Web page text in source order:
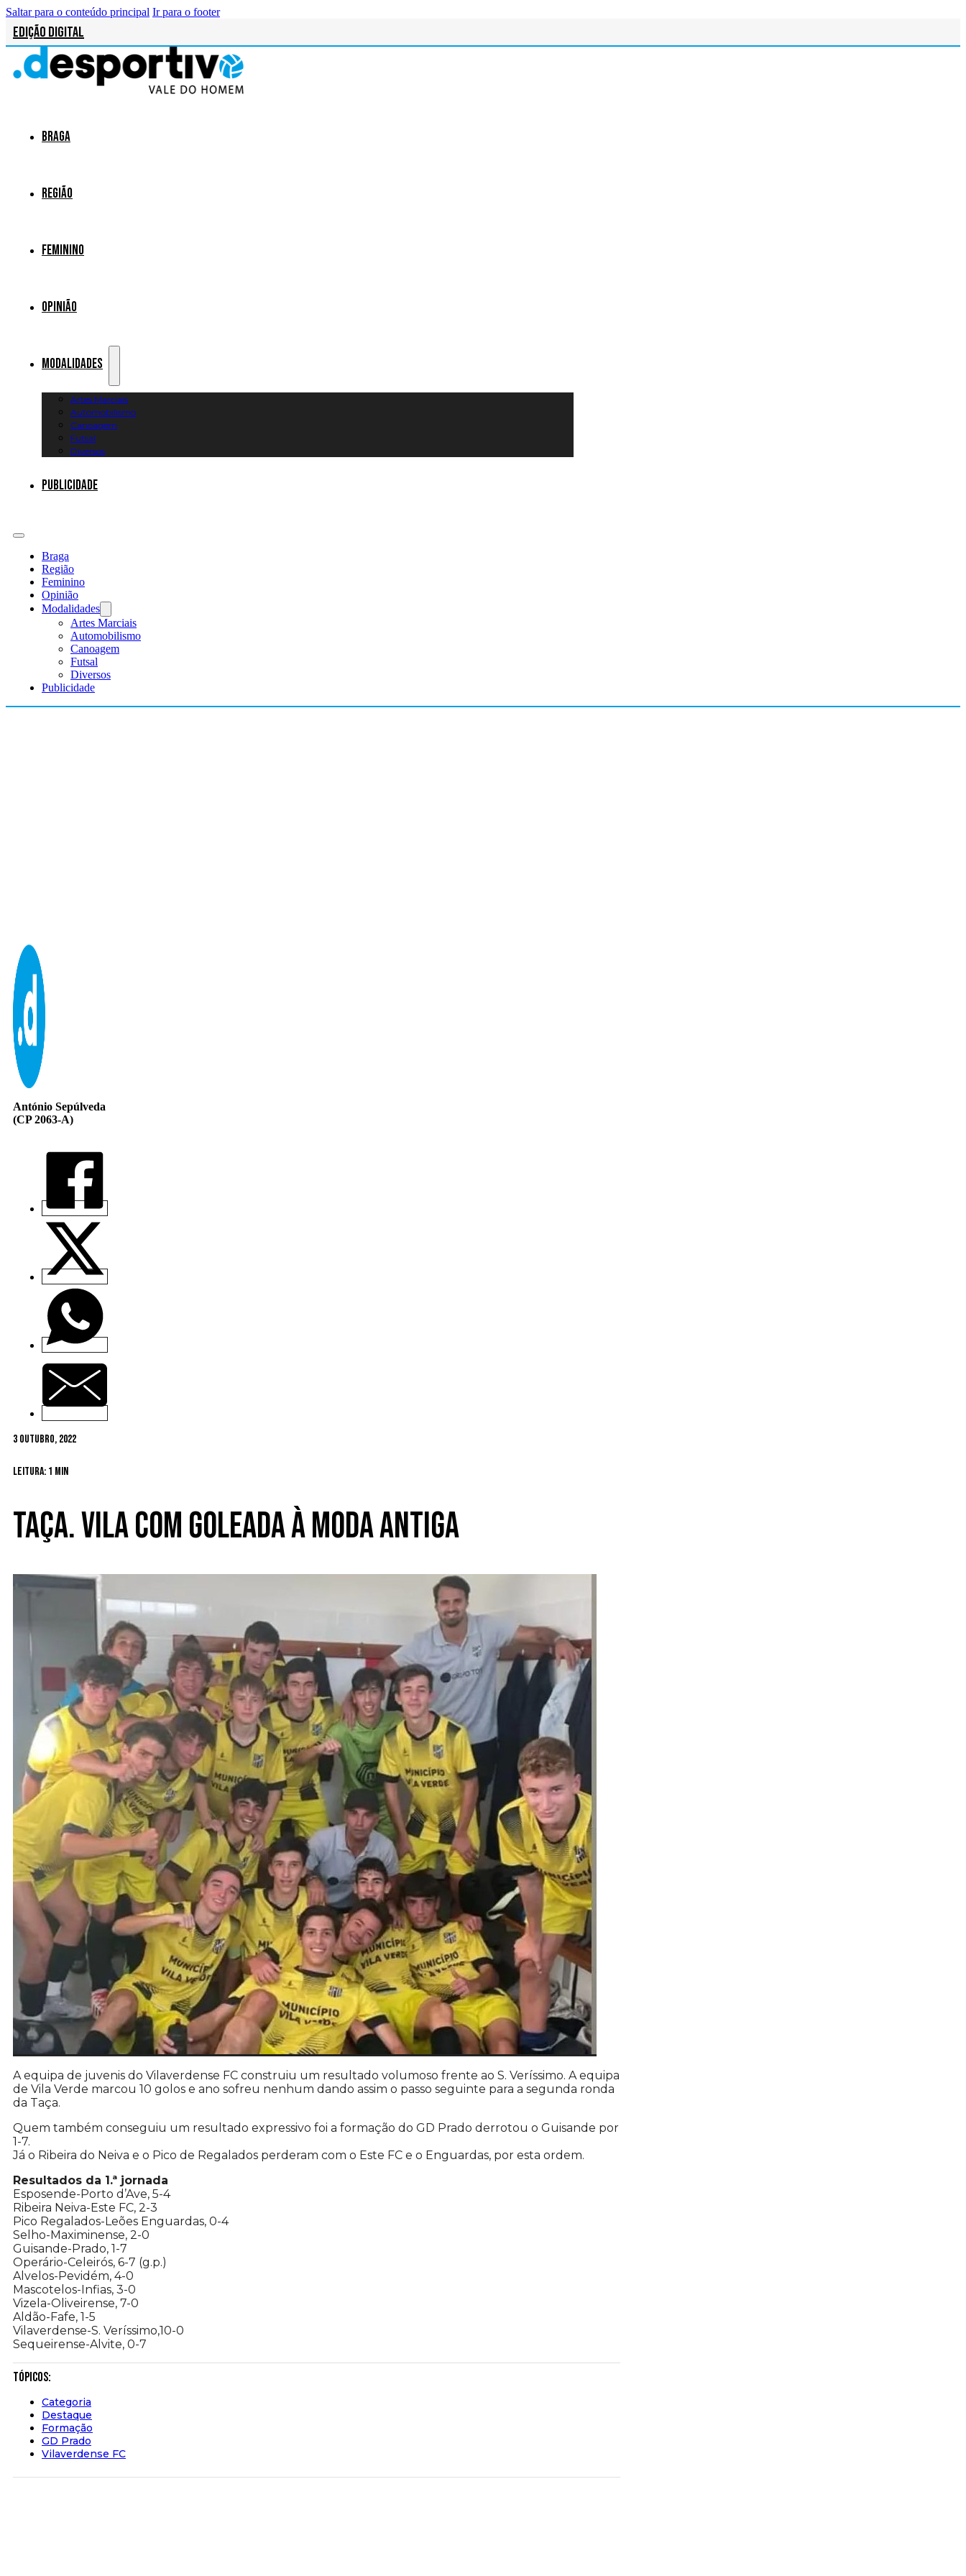
Saltar para o conteúdo principal Ir para o footer
Edição Digital
Braga
Região
Feminino
Opinião
Modalidades
Artes Marciais
Automobilismo
Canoagem
Futsal
Diversos
Publicidade
Braga
Região
Feminino
Opinião
Modalidades
Artes Marciais
Automobilismo
Canoagem
Futsal
Diversos
Publicidade
António Sepúlveda
(CP 2063-A)
3 Outubro, 2022
Leitura: 1 min
Taça. Vila com goleada à moda antiga
A equipa de juvenis do Vilaverdense FC construiu um resultado volumoso frente ao S. Veríssimo. A equipa
de Vila Verde marcou 10 golos e ano sofreu nenhum dando assim o passo seguinte para a segunda ronda
da Taça.
Quem também conseguiu um resultado expressivo foi a formação do GD Prado derrotou o Guisande por
1-7.
Já o Ribeira do Neiva e o Pico de Regalados perderam com o Este FC e o Enguardas, por esta ordem.
Resultados da 1.ª jornada
Esposende-Porto d’Ave, 5-4
Ribeira Neiva-Este FC, 2-3
Pico Regalados-Leões Enguardas, 0-4
Selho-Maximinense, 2-0
Guisande-Prado, 1-7
Operário-Celeirós, 6-7 (g.p.)
Alvelos-Pevidém, 4-0
Mascotelos-Infias, 3-0
Vizela-Oliveirense, 7-0
Aldão-Fafe, 1-5
Vilaverdense-S. Veríssimo,10-0
Sequeirense-Alvite, 0-7
Tópicos:
Categoria
Destaque
Formação
GD Prado
Vilaverdense FC